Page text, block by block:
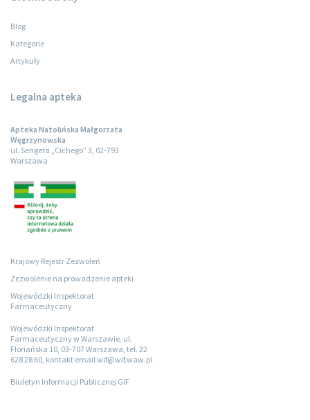
Blog
Kategorie
Artykuły
Legalna apteka
Apteka Natolińska Małgorzata
Węgrzynowska
ul. Sengera „Cichego” 3, 02-793
Warszawa
Krajowy Rejestr Zezwoleń
Zezwolenie na prowadzenie apteki
Wojewódzki Inspektorat
Farmaceutyczny
Wojewódzki Inspektorat
Farmaceutyczny w Warszawie, ul.
Floriańska 10, 03-707 Warszawa, tel. 22
628 28 60, kontakt email wif@wif.waw.pl
Biuletyn Informacji Publicznej GIF